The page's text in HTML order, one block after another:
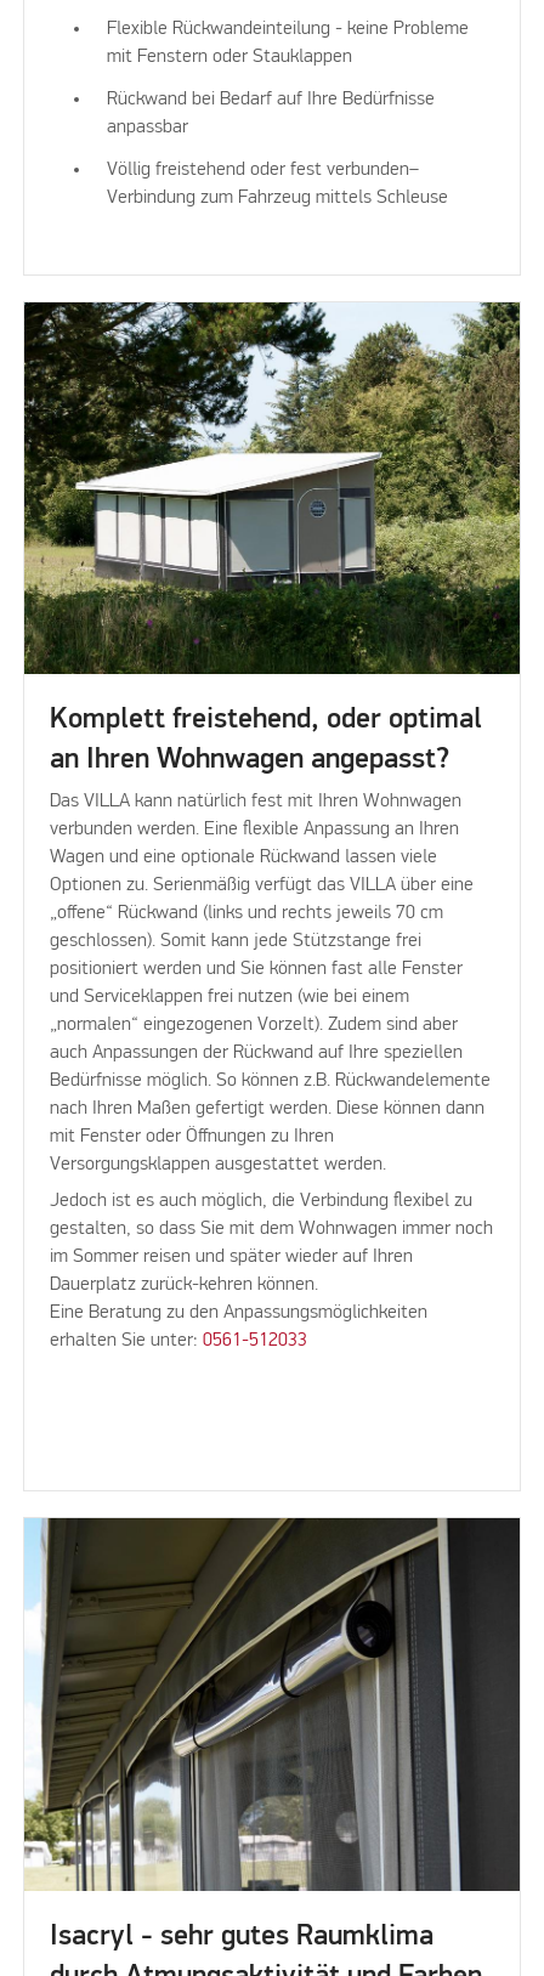
Flexible Rückwandeinteilung - keine Probleme
mit Fenstern oder Stauklappen
Rückwand bei Bedarf auf Ihre Bedürfnisse
anpassbar
Völlig freistehend oder fest verbunden–
Verbindung zum Fahrzeug mittels Schleuse
Komplett freistehend, oder optimal
an Ihren Wohnwagen angepasst?
Das VILLA kann natürlich fest mit Ihren Wohnwagen
verbunden werden. Eine flexible Anpassung an Ihren
Wagen und eine optionale Rückwand lassen viele
Optionen zu. Serienmäßig verfügt das VILLA über eine
„offene“ Rückwand (links und rechts jeweils 70 cm
geschlossen). Somit kann jede Stützstange frei
positioniert werden und Sie können fast alle Fenster
und Serviceklappen frei nutzen (wie bei einem
„normalen“ eingezogenen Vorzelt). Zudem sind aber
auch Anpassungen der Rückwand auf Ihre speziellen
Bedürfnisse möglich. So können z.B. Rückwandelemente
nach Ihren Maßen gefertigt werden. Diese können dann
mit Fenster oder Öffnungen zu Ihren
Versorgungsklappen ausgestattet werden.
Jedoch ist es auch möglich, die Verbindung flexibel zu
gestalten, so dass Sie mit dem Wohnwagen immer noch
im Sommer reisen und später wieder auf Ihren
Dauerplatz zurück-kehren können.
Eine Beratung zu den Anpassungsmöglichkeiten
erhalten Sie unter: 0561-512033
Isacryl - sehr gutes Raumklima